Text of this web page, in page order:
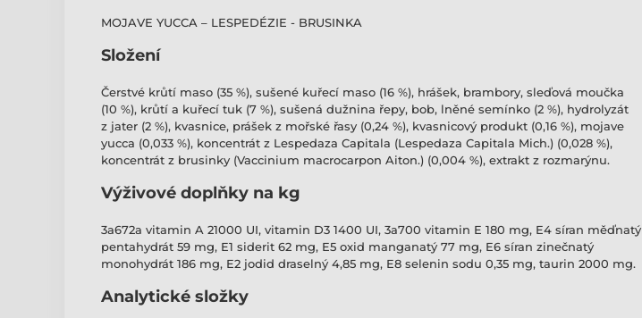
MOJAVE YUCCA – LESPEDÉZIE - BRUSINKA
Složení
Čerstvé krůtí maso (35 %), sušené kuřecí maso (16 %), hrášek, brambory, sleďová moučka
(10 %), krůtí a kuřecí tuk (7 %), sušená dužnina řepy, bob, lněné semínko (2 %), hydrolyzát
z jater (2 %), kvasnice, prášek z mořské řasy (0,24 %), kvasnicový produkt (0,16 %), mojave
yucca (0,033 %), koncentrát z Lespedaza Capitala (Lespedaza Capitala Mich.) (0,028 %),
koncentrát z brusinky (Vaccinium macrocarpon Aiton.) (0,004 %), extrakt z rozmarýnu.
Výživové doplňky na kg
3a672a vitamin A 21000 UI, vitamin D3 1400 UI, 3a700 vitamin E 180 mg, E4 síran měďnatý
pentahydrát 59 mg, E1 siderit 62 mg, E5 oxid manganatý 77 mg, E6 síran zinečnatý
monohydrát 186 mg, E2 jodid draselný 4,85 mg, E8 selenin sodu 0,35 mg, taurin 2000 mg.
Analytické složky